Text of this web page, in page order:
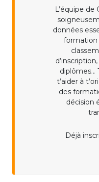
L’équipe de
données
formation
diplômes...
t’aider à
des
décision
Déjà